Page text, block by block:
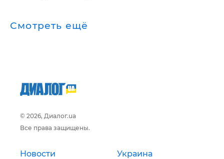
Смотреть ещё
© 2026, Диалог.ua
Все права защищены.
Новости Украина